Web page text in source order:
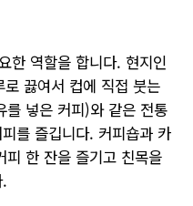
한 역할을 합니다. 현지인
끓여서 컵에 직접 붓는
넣은 커피)와 같은 전통
를 즐깁니다. 커피숍과 카
피 한 잔을 즐기고 친목을